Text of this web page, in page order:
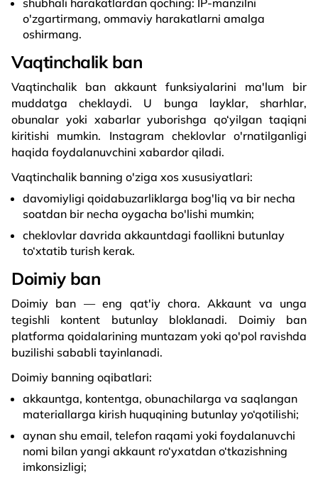
o'zgartirmang, ommaviy harakatlarni amalga
oshirmang.
Vaqtinchalik ban
Vaqtinchalik ban akkaunt funksiyalarini ma'lum bir
muddatga cheklaydi. U bunga layklar, sharhlar,
obunalar yoki xabarlar yuborishga qo‘yilgan taqiqni
kiritishi mumkin. Instagram cheklovlar o'rnatilganligi
haqida foydalanuvchini xabardor qiladi.
Vaqtinchalik banning o'ziga xos xususiyatlari:
davomiyligi qoidabuzarliklarga bog'liq va bir necha
soatdan bir necha oygacha bo'lishi mumkin;
cheklovlar davrida akkauntdagi faollikni butunlay
to‘xtatib turish kerak.
Doimiy ban
Doimiy ban — eng qat'iy chora. Akkaunt va unga
tegishli kontent butunlay bloklanadi. Doimiy ban
platforma qoidalarining muntazam yoki qo'pol ravishda
buzilishi sababli tayinlanadi.
Doimiy banning oqibatlari:
akkauntga, kontentga, obunachilarga va saqlangan
materiallarga kirish huquqining butunlay yo‘qotilishi;
aynan shu email, telefon raqami yoki foydalanuvchi
nomi bilan yangi akkaunt ro‘yxatdan o‘tkazishning
imkonsizligi;